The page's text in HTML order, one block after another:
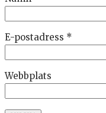
E-postadress *
Webbplats